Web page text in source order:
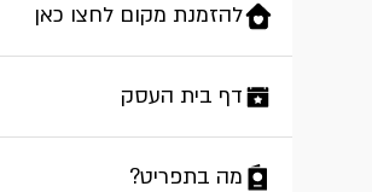
להזמנת מקום לחצו כאן
דף בית העסק
מה בתפריט?